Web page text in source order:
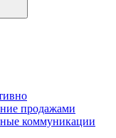
продажами
коммуникации